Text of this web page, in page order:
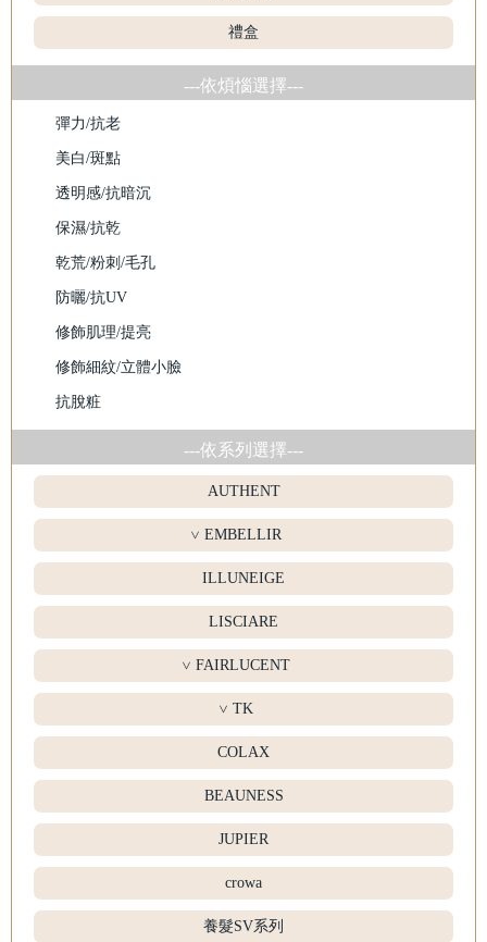
禮盒
---依煩惱選擇---
彈力/抗老
美白/斑點
透明感/抗暗沉
保濕/抗乾
乾荒/粉刺/毛孔
防曬/抗UV
修飾肌理/提亮
修飾細紋/立體小臉
抗脫粧
---依系列選擇---
AUTHENT
> EMBELLIR
ILLUNEIGE
LISCIARE
> FAIRLUCENT
> TK
COLAX
BEAUNESS
JUPIER
crowa
養髮SV系列